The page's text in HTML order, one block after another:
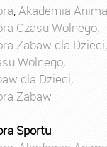
,Akademia
Czasu Wolnego,
Zabaw dla Dzieci,
Wolnego,
dla Dzieci,
Zabaw
Sportu